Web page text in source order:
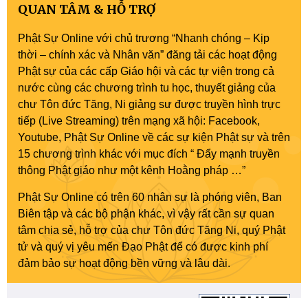
QUAN TÂM & HỖ TRỢ
Phật Sự Online với chủ trương “Nhanh chóng – Kịp
thời – chính xác và Nhân văn” đăng tải các hoạt động
Phật sự của các cấp Giáo hội và các tự viện trong cả
nước cùng các chương trình tu học, thuyết giảng của
chư Tôn đức Tăng, Ni giảng sư được truyền hình trực
tiếp (Live Streaming) trên mạng xã hội: Facebook,
Youtube, Phật Sự Online về các sự kiện Phật sự và trên
15 chương trình khác với mục đích “ Đẩy mạnh truyền
thông Phật giáo như một kênh Hoằng pháp …”
Phật Sự Online có trên 60 nhân sự là phóng viên, Ban
Biên tập và các bộ phận khác, vì vậy rất cần sự quan
tâm chia sẻ, hỗ trợ của chư Tôn đức Tăng Ni, quý Phật
tử và quý vị yêu mến Đạo Phật để có được kinh phí
đảm bảo sự hoạt động bền vững và lâu dài.